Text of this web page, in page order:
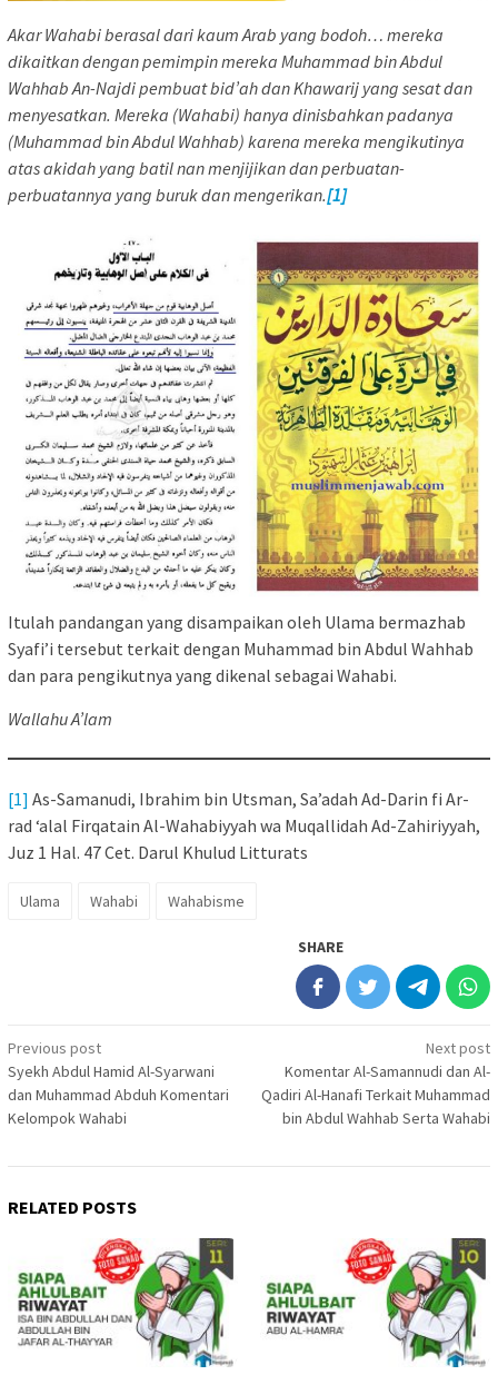
Akar Wahabi berasal dari kaum Arab yang bodoh… mereka
dikaitkan dengan pemimpin mereka Muhammad bin Abdul
Wahhab An-Najdi pembuat bid’ah dan Khawarij yang sesat dan
menyesatkan. Mereka (Wahabi) hanya dinisbahkan padanya
(Muhammad bin Abdul Wahhab) karena mereka mengikutinya
atas akidah yang batil nan menjijikan dan perbuatan-
perbuatannya yang buruk dan mengerikan.[1]
Itulah pandangan yang disampaikan oleh Ulama bermazhab
Syafi’i tersebut terkait dengan Muhammad bin Abdul Wahhab
dan para pengikutnya yang dikenal sebagai Wahabi.
Wallahu A’lam
[1] As-Samanudi, Ibrahim bin Utsman, Sa’adah Ad-Darin fi Ar-
rad ‘alal Firqatain Al-Wahabiyyah wa Muqallidah Ad-Zahiriyyah,
Juz 1 Hal. 47 Cet. Darul Khulud Litturats
Ulama Wahabi Wahabisme
SHARE
Post
navigation
Previous post
Syekh Abdul Hamid Al-Syarwani
dan Muhammad Abduh Komentari
Kelompok Wahabi
Next post
Komentar Al-Samannudi dan Al-
Qadiri Al-Hanafi Terkait Muhammad
bin Abdul Wahhab Serta Wahabi
RELATED POSTS